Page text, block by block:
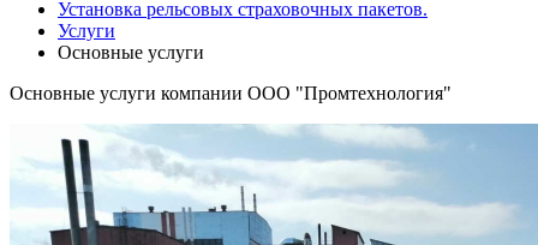
Установка рельсовых страховочных пакетов.
Услуги
Основные услуги
Основные услуги компании ООО "Промтехнология"